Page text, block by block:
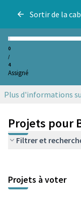
Sortir de la
0
/
4
Assigné
Plus d'informations
Projets pour
Filtrer et
Projets à voter